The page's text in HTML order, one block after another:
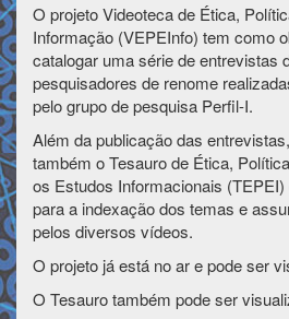
O projeto Videoteca de Ética,
Informação (VEPEInfo) tem como
catalogar uma série de entrevistas
pesquisadores de renome
pelo grupo de pesquisa Perfil-I.
Além da publicação das
também o Tesauro de Ética,
os Estudos Informacionais
para a indexação dos temas e
pelos diversos vídeos.
O projeto já está no ar e pode ser
O Tesauro também pode ser